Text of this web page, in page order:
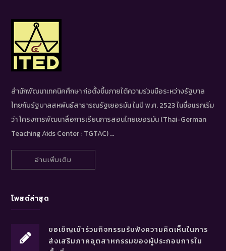
สำนักพัฒนาเทคนิคศึกษา ก่อตั้งขึ้นภายใต้ความร่วมมือระหว่างรัฐบาล
ไทยกับรัฐบาลสหพันธ์สาธารณรัฐเยอรมัน ในปี พ.ศ. 2523 ในชื่อแรกเริ่ม
ว่า โครงการพัฒนาสื่อการเรียนการสอนไทยเยอรมัน (Thai-German
Teaching Aids Center : TGTAC) …
อ่านเพิ่มเติม
โพสต์ล่าสุด
ขอเชิญเข้าร่วมกิจกรรมรับฟังความคิดเห็นในการ
ส่งเสริมภาคอุตสาหกรรมของผู้ประกอบการใน